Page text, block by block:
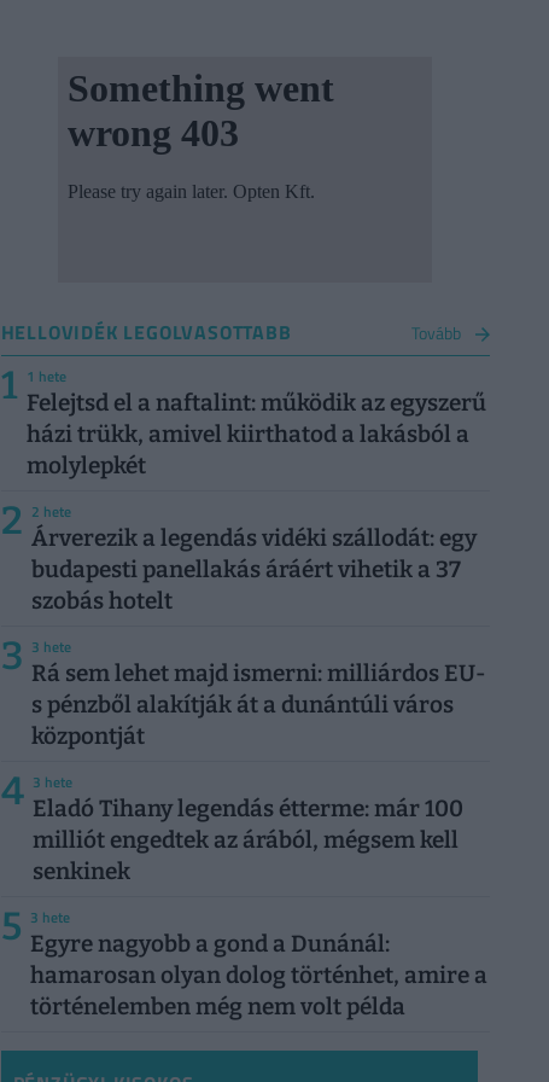
HELLOVIDÉK LEGOLVASOTTABB Tovább
1 1 hete
Felejtsd el a naftalint: működik az egyszerű
házi trükk, amivel kiirthatod a lakásból a
molylepkét
2 2 hete
Árverezik a legendás vidéki szállodát: egy
budapesti panellakás áráért vihetik a 37
szobás hotelt
3 3 hete
Rá sem lehet majd ismerni: milliárdos EU-
s pénzből alakítják át a dunántúli város
központját
4 3 hete
Eladó Tihany legendás étterme: már 100
milliót engedtek az árából, mégsem kell
senkinek
5 3 hete
Egyre nagyobb a gond a Dunánál:
hamarosan olyan dolog történhet, amire a
történelemben még nem volt példa